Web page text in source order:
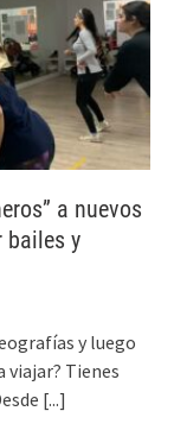
a nuevos
bailes y
y luego
viajar? Tienes
[...]